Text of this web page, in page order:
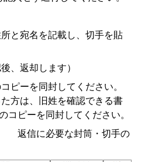
と宛名を記載し、切手を貼
、返却します）
ピーを同封してください。
方は、旧姓を確認できる書
コピーを同封してください。
封筒・切手の